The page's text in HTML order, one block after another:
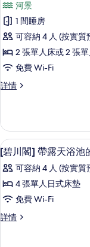
的
相
片
詳
情
所
有
特
級
房
相
片
河景
1 間睡房
可容納 4 人 (按實質
2 張單人床或 2 張
免費 Wi-Fi
詳情
特
詳
情
載
入
所
有
川
4
[碧川閣] 帶露天浴池
可容納 4 人 (按實質
4 張單人日式床墊
免費 Wi-Fi
詳情
[碧